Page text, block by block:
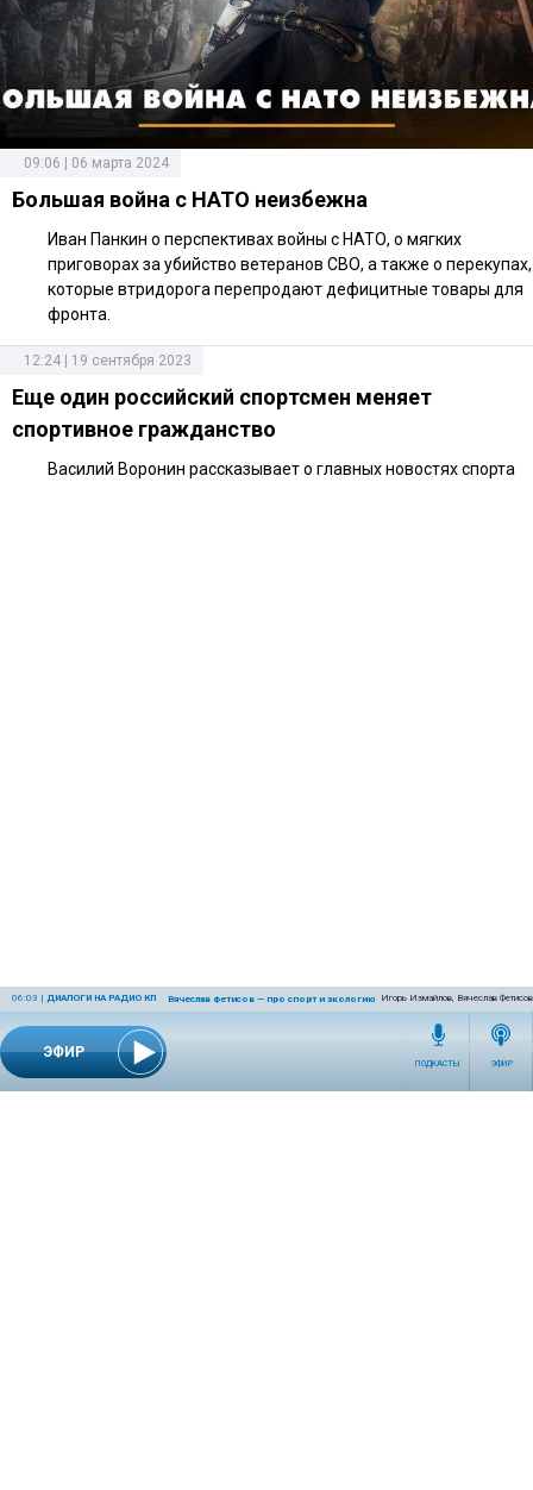
ЭФИР
06:03 | ДИАЛОГИ НА РАДИО КП Вячеслав Фетисов — про спорт и экологию Игорь Измайлов, Вячеслав Фетисов
ПОДКАСТЫ ЭФИР
09:06 | 06 марта 2024
Большая война с НАТО неизбежна
Иван Панкин о перспективах войны с НАТО, о мягких
приговорах за убийство ветеранов СВО, а также о перекупах,
которые втридорога перепродают дефицитные товары для
фронта.
12:24 | 19 сентября 2023
Еще один российский спортсмен меняет
спортивное гражданство
Василий Воронин рассказывает о главных новостях спорта